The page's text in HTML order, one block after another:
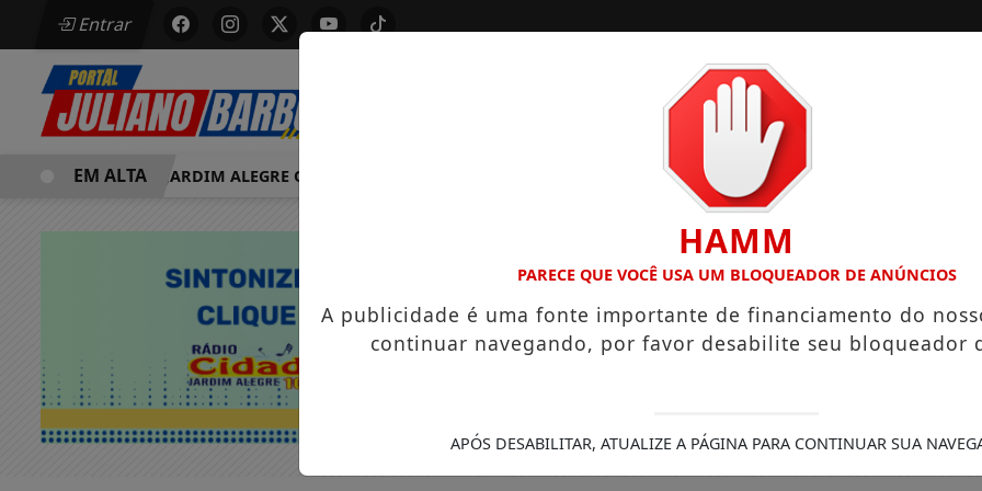
Entrar
INÍCIO
MORRE EM JARDIM ALEGRE OSVALDO PEDRO DOS SANTOS, O “NEGUINHO DA COXINHA”, QUE VIRALIZOU COM FRASE
EM ALTA
HAMM
PARECE QUE VOCÊ USA UM BLOQUEADOR DE ANÚNCIOS
A publicidade é uma fonte importante de financiamento do
continuar navegando, por favor desabilite seu bloqueador
APÓS DESABILITAR, ATUALIZE A PÁGINA PARA CONTINUAR SUA